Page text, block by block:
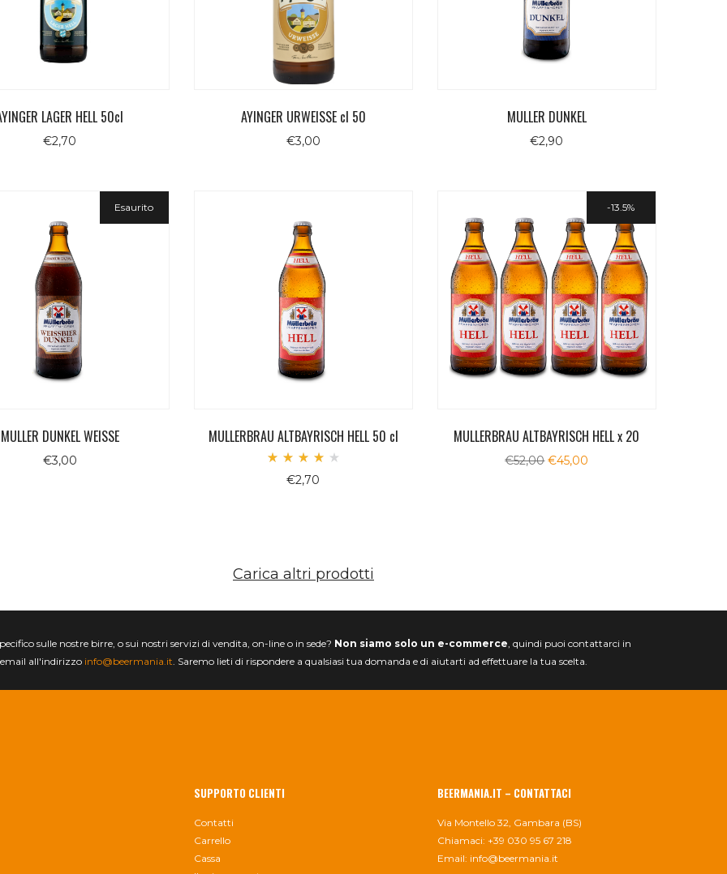
LAGER HELL 50cl
€2,70
AYINGER URWEISSE cl 50
€3,00
MULLER DUNKEL
€2,90
Esaurito
MULLER DUNKEL WEISSE
€3,00
MULLERBRAU ALTBAYRISCH HELL 50 cl
4.00
€2,70
13.5%
MULLERBRAU ALTBAYRISCH HELL x 20
€52,00Il
€45,00
Carica altri prodotti
sulle nostre birre, o sui nostri servizi di vendita, on-line o in sede? Non siamo solo un e-commerce , quindi puoi contattarci in
all'indirizzo info@beermania.it . Saremo lieti di rispondere a qualsiasi tua domanda e di aiutarti ad effettuare la tua scelta.
SUPPORTO CLIENTI
Contatti
Carrello
Cassa
BEERMANIA.IT – CONTATTACI
Via Montello 32, Gambara (BS)
Chiamaci: +39 030 95 67 218
Email: info@beermania.it